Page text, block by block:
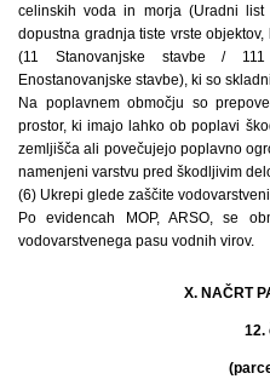
celinskih voda in morja (Uradni
dopustna gradnja tiste vrste
(11 Stanovanjske stavbe /
Enostanovanjske stavbe), ki so
Na poplavnem območju so
prostor, ki imajo lahko ob poplavi
zemljišča ali povečujejo poplavno
namenjeni varstvu pred škodljivim
(6) Ukrepi glede zaščite
Po evidencah MOP, ARSO, se
vodovarstvenega pasu vodnih virov.
X. NAČRT
12.